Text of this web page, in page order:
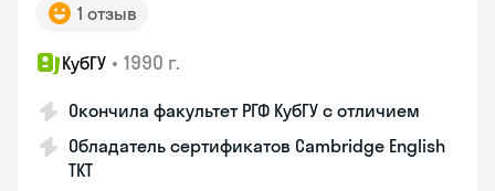
1 отзыв
КубГУ • 1990 г.
Окончила факультет РГФ КубГУ с отличием
Обладатель сертификатов Cambridge English
TKT